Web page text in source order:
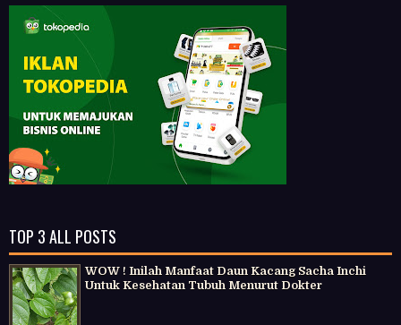
TOP 3 ALL POSTS
WOW ! Inilah Manfaat Daun Kacang Sacha Inchi
Untuk Kesehatan Tubuh Menurut Dokter